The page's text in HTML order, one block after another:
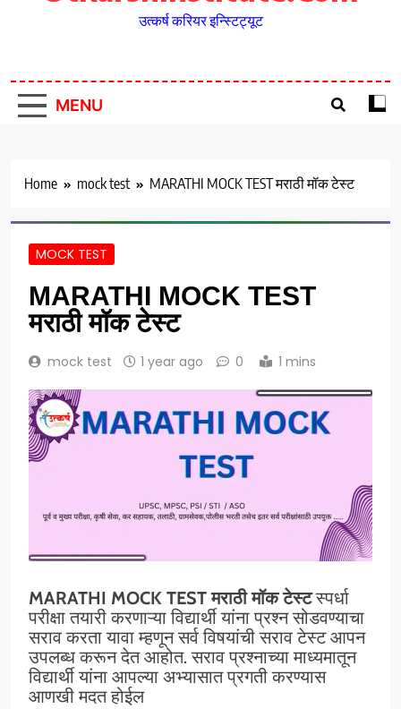
उत्कर्ष करियर इन्स्टिट्यूट
MENU
Home mock test MARATHI MOCK TEST मराठी मॉक टेस्ट
MOCK TEST
MARATHI MOCK TEST
मराठी मॉक टेस्ट
mock test 1 year ago 0 1 mins
MARATHI MOCK TEST मराठी मॉक टेस्टस्पर्धा
परीक्षा तयारी करणाऱ्या विद्यार्थी यांना प्रश्न सोडवण्याचा
सराव करता यावा म्हणून सर्व विषयांची सराव टेस्ट आपन
उपलब्ध करून देत आहोत. सराव प्रश्नाच्या माध्यमातून
विद्यार्थी यांना आपल्या अभ्यासात प्रगती करण्यास
आणखी मदत होईल